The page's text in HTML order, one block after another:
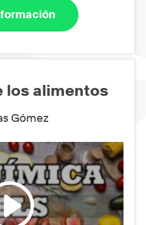
los alimentos
Gómez